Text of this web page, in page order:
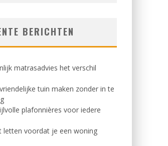
BERICHTEN
matrasadvies het verschil
tuin maken zonder in te
plafonnières voor iedere
letten voordat je een woning